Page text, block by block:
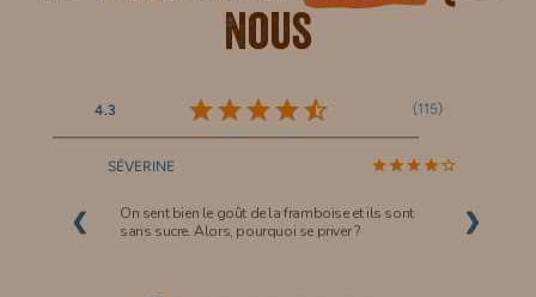
nous
4.3 (115)
❮
SÉVERINE
On sent bien le goût de la framboise et ils sont
sans sucre. Alors, pourquoi se priver ?
❯